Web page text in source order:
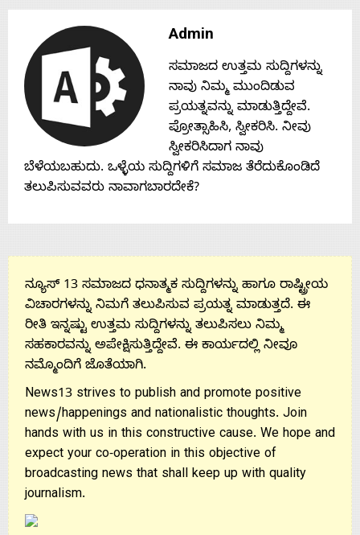
Contact
Us
Admin
ಸಮಾಜದ ಉತ್ತಮ ಸುದ್ದಿಗಳನ್ನು
ನಾವು ನಿಮ್ಮ ಮುಂದಿಡುವ
ಪ್ರಯತ್ನವನ್ನು ಮಾಡುತ್ತಿದ್ದೇವೆ.
ಪ್ರೋತ್ಸಾಹಿಸಿ, ಸ್ವೀಕರಿಸಿ. ನೀವು
ಸ್ವೀಕರಿಸಿದಾಗ ನಾವು
ಬೆಳೆಯಬಹುದು. ಒಳ್ಳೆಯ ಸುದ್ದಿಗಳಿಗೆ ಸಮಾಜ ತೆರೆದುಕೊಂಡಿದೆ
ತಲುಪಿಸುವವರು ನಾವಾಗಬಾರದೇಕೆ?
ನ್ಯೂಸ್ 13 ಸಮಾಜದ ಧನಾತ್ಮಕ ಸುದ್ದಿಗಳನ್ನು ಹಾಗೂ ರಾಷ್ಟ್ರೀಯ
ವಿಚಾರಗಳನ್ನು ನಿಮಗೆ ತಲುಪಿಸುವ ಪ್ರಯತ್ನ ಮಾಡುತ್ತದೆ. ಈ
ರೀತಿ ಇನ್ನಷ್ಟು ಉತ್ತಮ ಸುದ್ದಿಗಳನ್ನು ತಲುಪಿಸಲು ನಿಮ್ಮ
ಸಹಕಾರವನ್ನು ಅಪೇಕ್ಷಿಸುತ್ತಿದ್ದೇವೆ. ಈ ಕಾರ್ಯದಲ್ಲಿ ನೀವೂ
ನಮ್ಮೊಂದಿಗೆ ಜೊತೆಯಾಗಿ.
News13 strives to publish and promote positive
news/happenings and nationalistic thoughts. Join
hands with us in this constructive cause. We hope and
expect your co-operation in this objective of
broadcasting news that shall keep up with quality
journalism.